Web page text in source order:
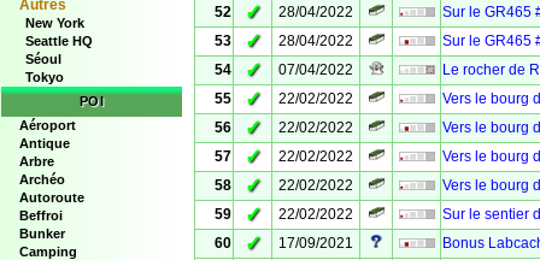
Autres
New York
Seattle HQ
Séoul
Tokyo
POI
Aéroport
Antique
Arbre
Archéo
Autoroute
Beffroi
Bunker
Camping
52
✓ 28/04/2022
Sur le GR465
53
✓ 28/04/2022
Sur le GR465
54
✓ 07/04/2022
Le rocher de
55
✓ 22/02/2022
Vers le bourg
56
✓ 22/02/2022
Vers le bourg
57
✓ 22/02/2022
Vers le bourg
58
✓ 22/02/2022
Vers le bourg
59
✓ 22/02/2022
Sur le sentier
60
✓ 17/09/2021
Bonus